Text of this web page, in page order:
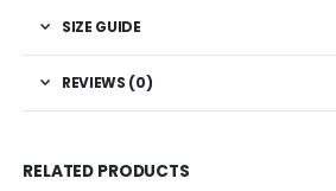
SIZE GUIDE
REVIEWS (0)
RELATED PRODUCTS